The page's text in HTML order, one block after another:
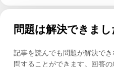
問題は解決できまし
記事を読んでも問題が解決で
問することができます。回答